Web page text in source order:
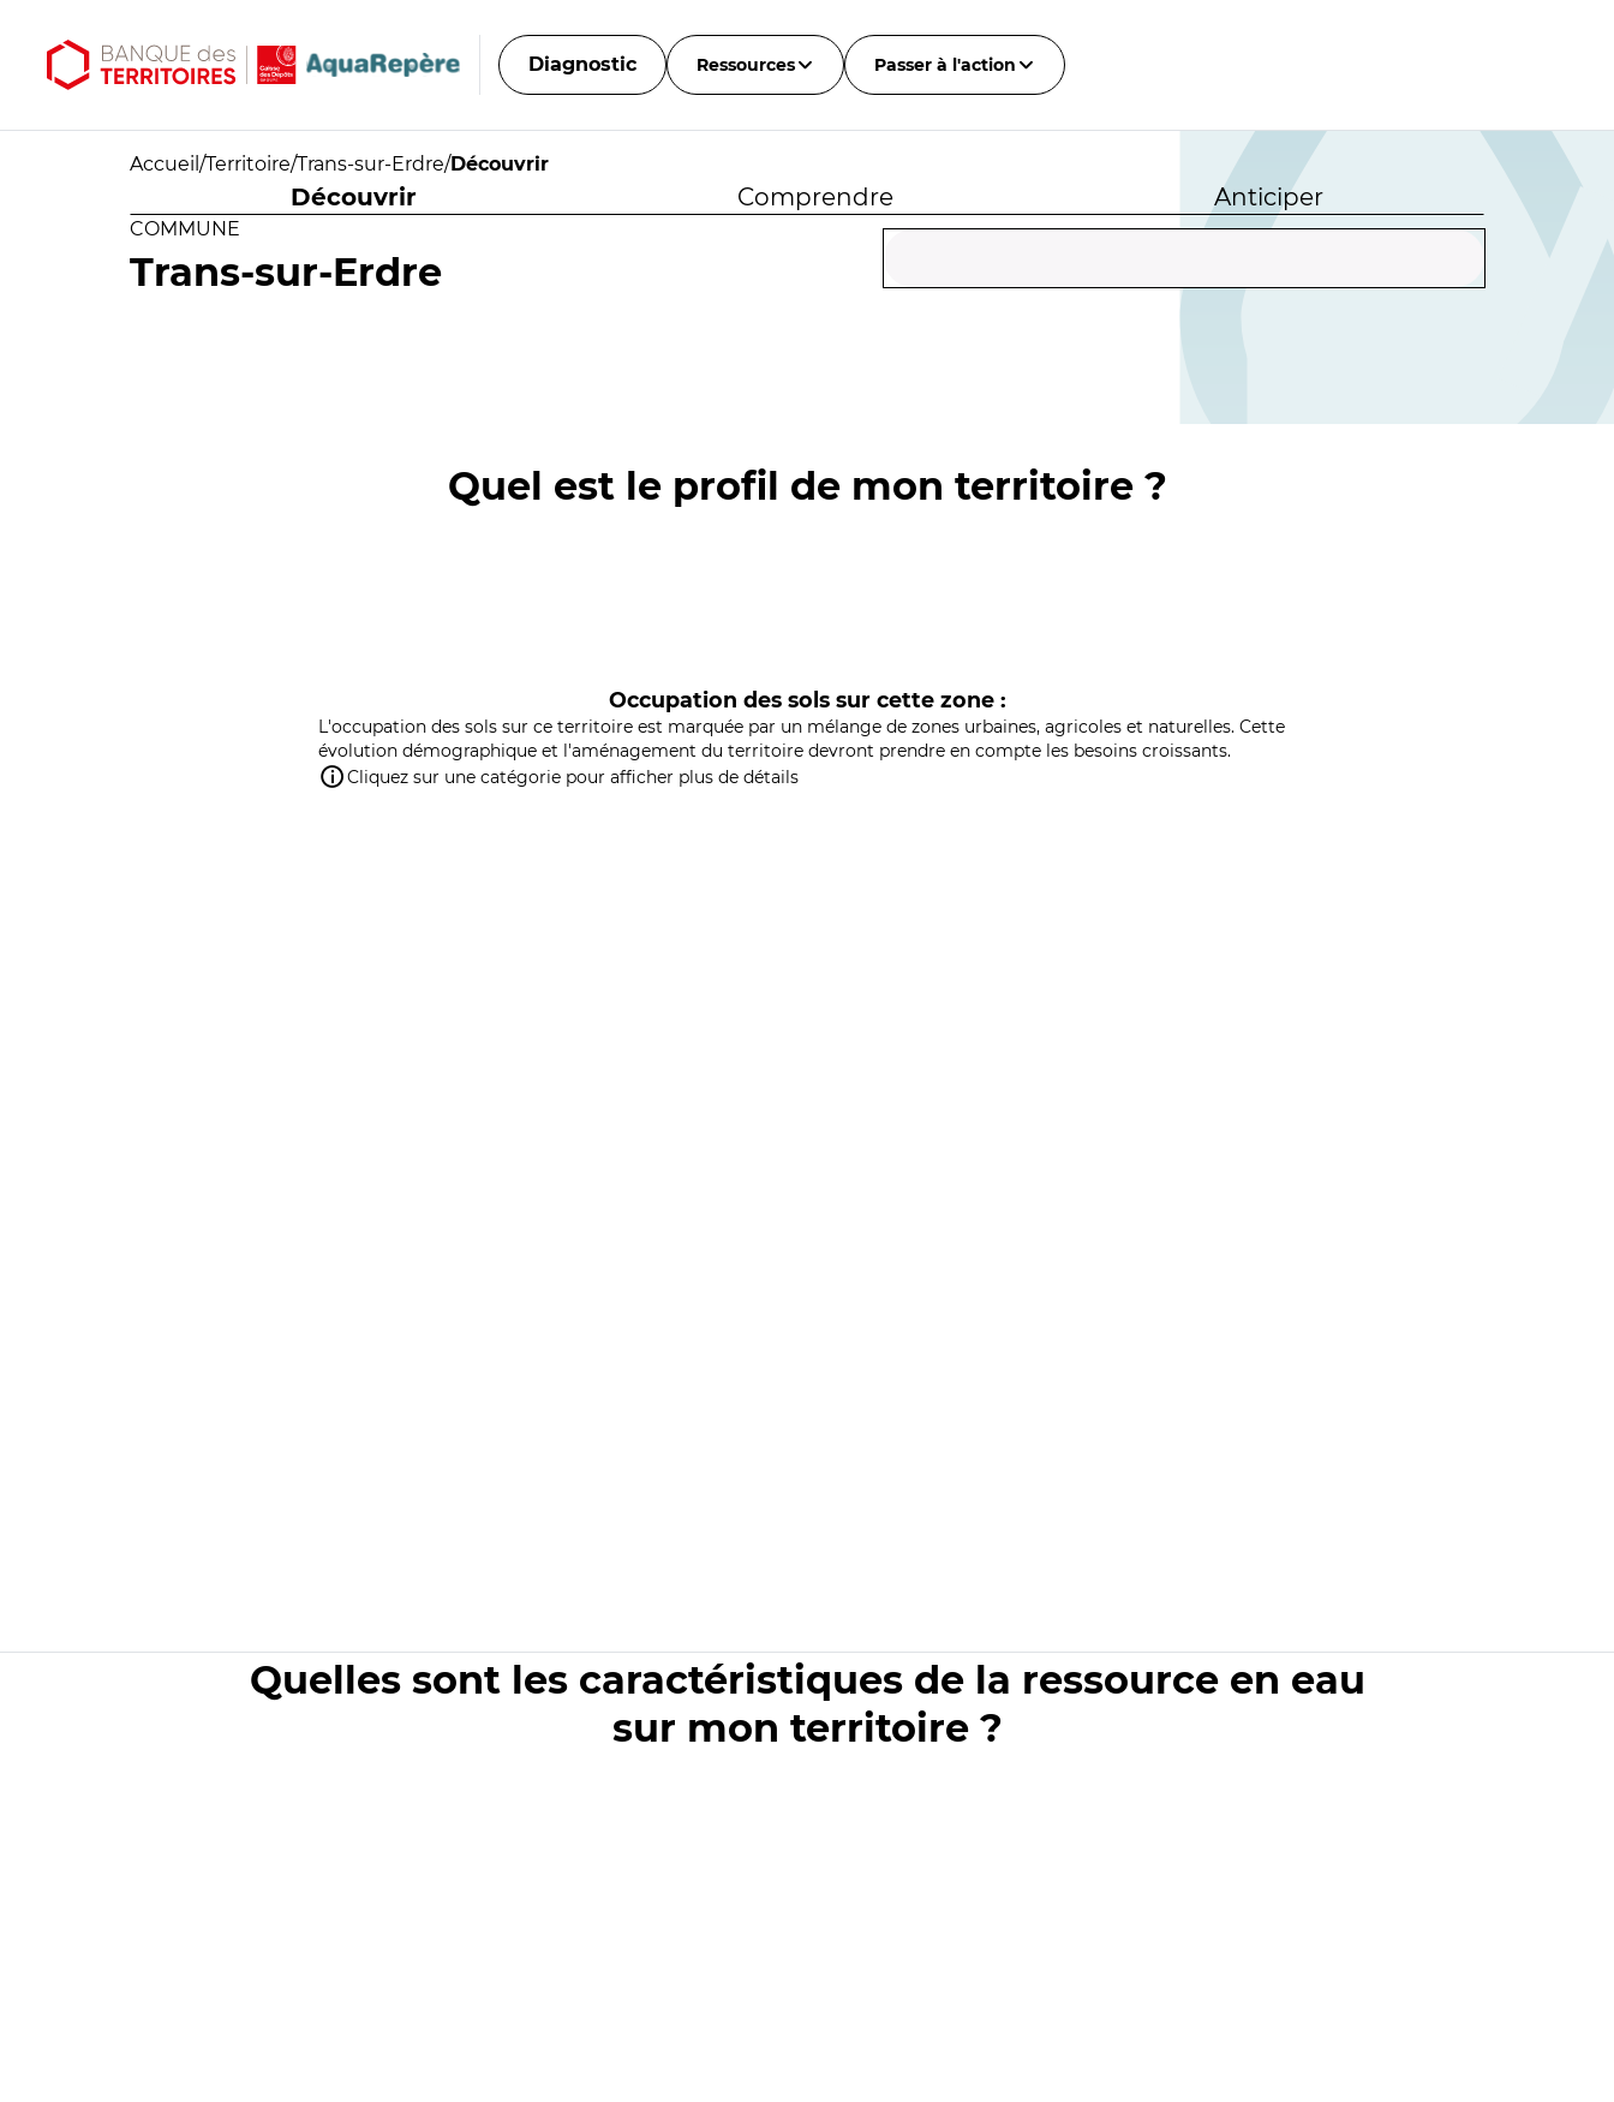
Diagnostic Ressources Passer à l'action
Accueil /Territoire/Trans-sur-Erdre/Découvrir
Découvrir Comprendre Anticiper
COMMUNE
Trans-sur-Erdre
Quel est le profil de mon territoire ?
Occupation des sols sur cette zone :
L'occupation des sols sur ce territoire est marquée par un mélange de zones urbaines, agricoles et naturelles. Cette
évolution démographique et l'aménagement du territoire devront prendre en compte les besoins croissants.
Cliquez sur une catégorie pour afficher plus de détails
Quelles sont les caractéristiques de la ressource en eau
sur mon territoire ?